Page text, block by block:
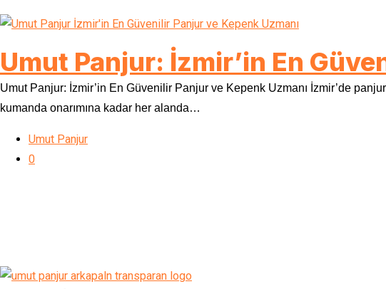
Umut Panjur: İzmir’in En
Umut Panjur: İzmir’in En Güvenilir Panjur ve Kepenk Uzmanı İzmir’de
kumanda onarımına kadar her alanda…
Umut Panjur
0